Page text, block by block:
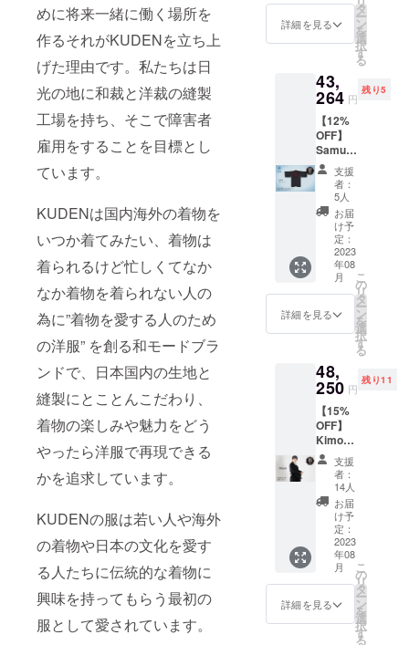
めに将来一緒に働く場所を
作るそれがKUDENを立ち上
げた理由です。私たちは日
光の地に和裁と洋裁の縫製
工場を持ち、そこで障害者
雇用をすることを目標とし
ています。
KUDENは国内海外の着物を
いつか着てみたい、着物は
着られるけど忙しくてなか
なか着物を着られない人の
為に”着物を愛する人のため
の洋服” を創る和モードブラ
ンドで、日本国内の生地と
縫製にとことんこだわり、
着物の楽しみや魅力をどう
やったら洋服で再現できる
かを追求しています。
KUDENの服は若い人や海外
の着物や日本の文化を愛す
る人たちに伝統的な着物に
興味を持ってもらう最初の
服として愛されています。
円 ・税
込み、
送料込
み価格
オプ
ション
をお選
び下さ
い== ・
サイ
ズ：XS
/ S / M /
L / XL
・表地
ラー：
ブラッ
ク ・裏
地カ
ラー：
ブラッ
＝＝＝
＝＝＝
＝＝＝
＝＝
詳細を見る
タ
ー
ン
を
選
択
す
る
43,
264 円
残り5
【12%
OFF】
Samura
i Mode
Jacket
- Eco -
Custom
model
・定価
47,800
→42,06
4円 +送
料1200
円 ・税
込み、
み価格
==下記
オプ
ション
をお選
び下さ
い== ・
サイ
ズ：XS
/ S / M /
L / XL
・裏地
ラー：
葡萄鼠 /
青碧 / 桜
＝＝＝
支援
者：
5人
お届
け予
定：
2023
年08
月
詳細を見る
こ
の
リ
タ
ー
ン
を
選
択
す
る
48,
250 円
残り11
【15%
OFF】
Kimono
Gown
(ブラッ
ク) ・定
価
55,000
→46,75
0円
+送料
1500円
・税込
み、送
料込み
支援
者：
14人
お届
け予
定：
2023
年08
月
詳細を見る
こ
の
リ
タ
ー
ン
を
選
択
す
る